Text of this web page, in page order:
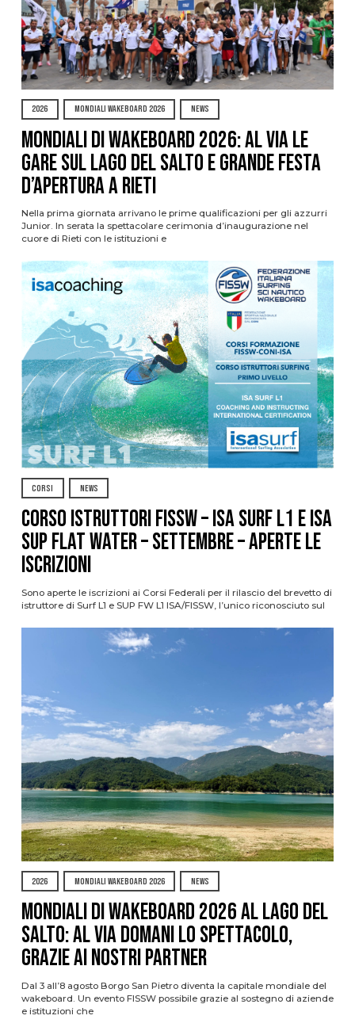
2026 MONDIALI WAKEBOARD 2026 NEWS
Mondiali di Wakeboard 2026: al via le
gare sul Lago del Salto e grande festa
d’apertura a Rieti
Nella prima giornata arrivano le prime qualificazioni per gli azzurri
Junior. In serata la spettacolare cerimonia d’inaugurazione nel
cuore di Rieti con le istituzioni e
CORSI NEWS
CORSO ISTRUTTORI FISSW – ISA SURF L1 e ISA
SUP Flat Water – SETTEMBRE – APERTE LE
ISCRIZIONI
Sono aperte le iscrizioni ai Corsi Federali per il rilascio del brevetto di
istruttore di Surf L1 e SUP FW L1 ISA/FISSW, l’unico riconosciuto sul
2026 MONDIALI WAKEBOARD 2026 NEWS
Mondiali di Wakeboard 2026 al Lago del
Salto: al via domani lo spettacolo,
grazie ai nostri Partner
Dal 3 all’8 agosto Borgo San Pietro diventa la capitale mondiale del
wakeboard. Un evento FISSW possibile grazie al sostegno di aziende
e istituzioni che